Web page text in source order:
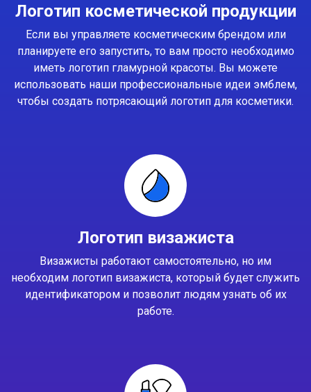
Логотип косметической продукции
Если вы управляете косметическим брендом или
планируете его запустить, то вам просто необходимо
иметь логотип гламурной красоты. Вы можете
использовать наши профессиональные идеи эмблем,
чтобы создать потрясающий логотип для косметики.
Логотип визажиста
Визажисты работают самостоятельно, но им
необходим логотип визажиста, который будет служить
идентификатором и позволит людям узнать об их
работе.